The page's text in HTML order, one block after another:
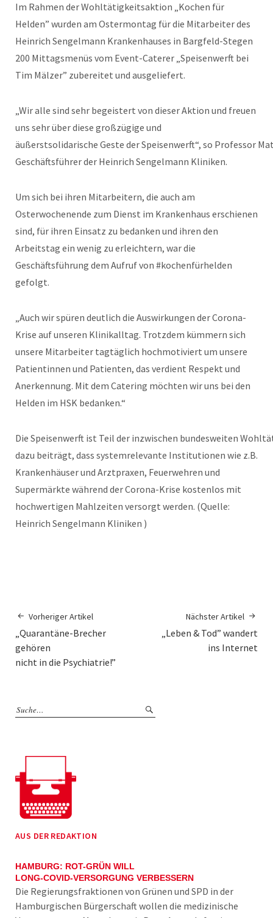
Im Rahmen der Wohltätigkeitsaktion „Kochen für
Helden” wurden am Ostermontag für die Mitarbeiter des
Heinrich Sengelmann Krankenhauses in Bargfeld-Stegen
200 Mittagsmenüs vom Event-Caterer „Speisenwerft bei
Tim Mälzer” zubereitet und ausgeliefert.
„Wir alle sind sehr begeistert von dieser Aktion und freuen
uns sehr über diese großzügige und
äußerstsolidarische Geste der Speisenwerft“, so Professor
Geschäftsführer der Heinrich Sengelmann Kliniken.
Um sich bei ihren Mitarbeitern, die auch am
Osterwochenende zum Dienst im Krankenhaus erschienen
sind, für ihren Einsatz zu bedanken und ihren den
Arbeitstag ein wenig zu erleichtern, war die
Geschäftsführung dem Aufruf von #kochenfürhelden
gefolgt.
„Auch wir spüren deutlich die Auswirkungen der Corona-
Krise auf unseren Klinikalltag. Trotzdem kümmern sich
unsere Mitarbeiter tagtäglich hochmotiviert um unsere
Patientinnen und Patienten, das verdient Respekt und
Anerkennung. Mit dem Catering möchten wir uns bei den
Helden im HSK bedanken.“
Die Speisenwerft ist Teil der inzwischen bundesweiten
dazu beiträgt, dass systemrelevante Institutionen wie z.B.
Krankenhäuser und Arztpraxen, Feuerwehren und
Supermärkte während der Corona-Krise kostenlos mit
hochwertigen Mahlzeiten versorgt werden. (Quelle:
Heinrich Sengelmann Kliniken )
Vorheriger Artikel
„Quarantäne-Brecher
gehören
nicht in die Psychiatrie!”
Nächster Artikel
„Leben & Tod” wandert
ins Internet
AUS DER REDAKTION
HAMBURG: ROT-GRÜN WILL
LONG-COVID-VERSORGUNG VERBESSERN
Die Regierungsfraktionen von Grünen und SPD in der
Hamburgischen Bürgerschaft wollen die medizinische